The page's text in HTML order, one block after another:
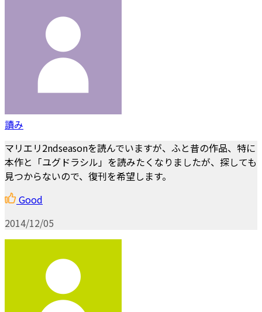
讀み
マリエリ2ndseasonを読んでいますが、ふと昔の作品、特に
本作と「ユグドラシル」を読みたくなりましたが、探しても
見つからないので、復刊を希望します。
Good
2014/12/05